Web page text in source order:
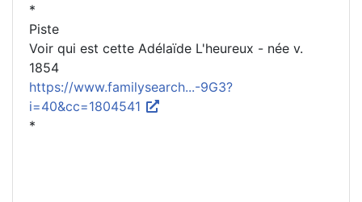
*
Piste
Voir qui est cette Adélaïde L'heureux - née v.
1854
https://www.familysearch...-9G3?
i=40&cc=1804541
*